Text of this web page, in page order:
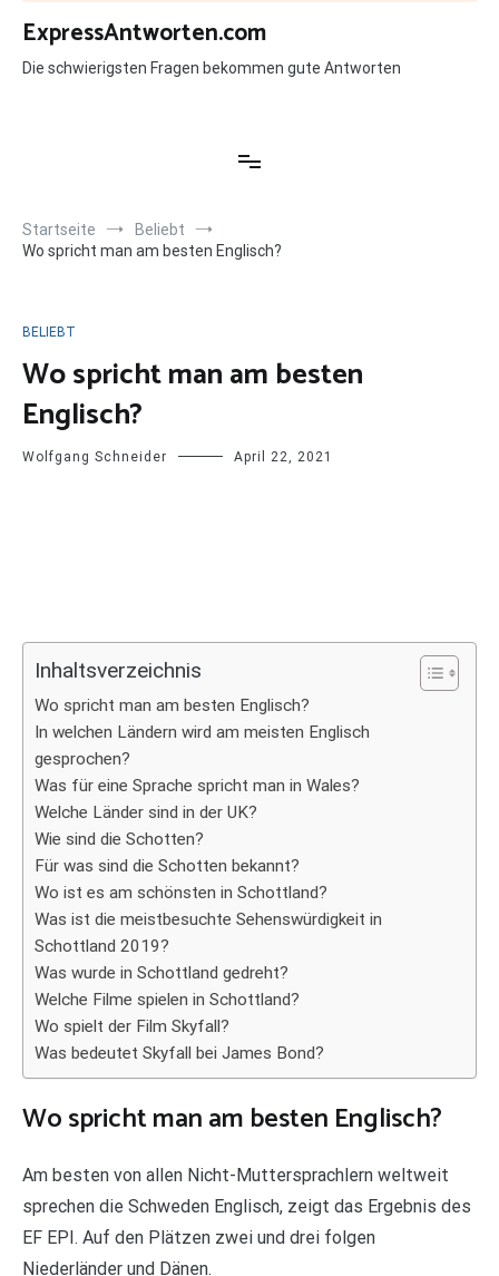
Zum
Inhalt
springen
ExpressAntworten.com
Die schwierigsten Fragen bekommen gute Antworten
Startseite
Beliebt
Wo spricht man am besten Englisch?
BELIEBT
Wo spricht man am besten
Englisch?
Wolfgang Schneider April 22, 2021
Inhaltsverzeichnis
Wo spricht man am besten Englisch?
In welchen Ländern wird am meisten Englisch
gesprochen?
Was für eine Sprache spricht man in Wales?
Welche Länder sind in der UK?
Wie sind die Schotten?
Für was sind die Schotten bekannt?
Wo ist es am schönsten in Schottland?
Was ist die meistbesuchte Sehenswürdigkeit in
Schottland 2019?
Was wurde in Schottland gedreht?
Welche Filme spielen in Schottland?
Wo spielt der Film Skyfall?
Was bedeutet Skyfall bei James Bond?
Wo spricht man am besten Englisch?
Am besten von allen Nicht-Muttersprachlern weltweit
sprechen die Schweden Englisch, zeigt das Ergebnis des
EF EPI. Auf den Plätzen zwei und drei folgen
Niederländer und Dänen.